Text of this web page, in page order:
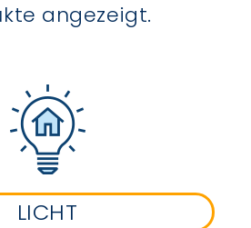
angezeigt.
LICHT